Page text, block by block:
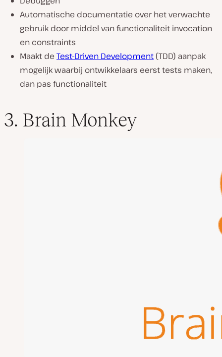
Automatische documentatie over het verwachte
gebruik door middel van functionaliteit invocation
en constraints
Maakt de Test-Driven Development (TDD) aanpak
mogelijk waarbij ontwikkelaars eerst tests maken,
dan pas functionaliteit
3. Brain Monkey